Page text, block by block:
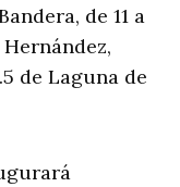
de 11 a
de Laguna de